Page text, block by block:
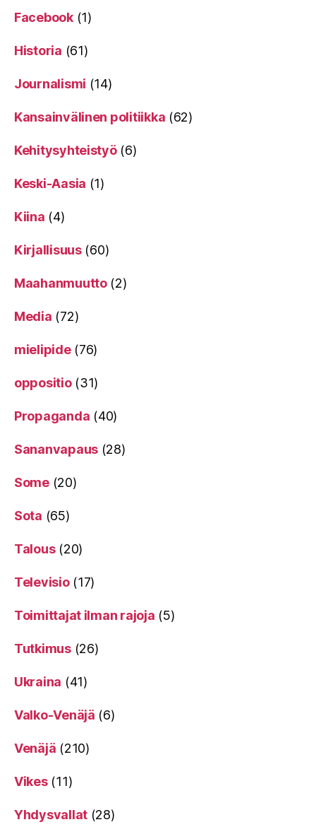
Facebook(1)
Historia (61)
Journalismi (14)
Kansainvälinen politiikka (62)
Kehitysyhteistyö(6)
Keski-Aasia (1)
Kiina (4)
Kirjallisuus(60)
Maahanmuutto(2)
Media (72)
mielipide(76)
oppositio(31)
Propaganda (40)
Sananvapaus (28)
Some(20)
Sota (65)
Talous(20)
Televisio(17)
Toimittajat ilman rajoja (5)
Tutkimus(26)
Ukraina (41)
Valko-Venäjä (6)
Venäjä (210)
Vikes(11)
Yhdysvallat (28)